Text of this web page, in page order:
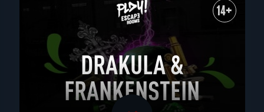
14+
DRAKULA &
FRANKENSTEIN